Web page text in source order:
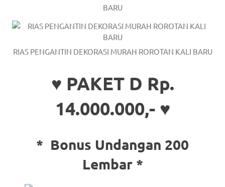
good
man
men's
https://www.drugswatches.com
BARU
RIAS PENGANTIN DEKORASI MURAH ROROTAN KALI BARU
♥ PAKET D Rp.
14.000.000,- ♥
* Bonus Undangan 200
Lembar *